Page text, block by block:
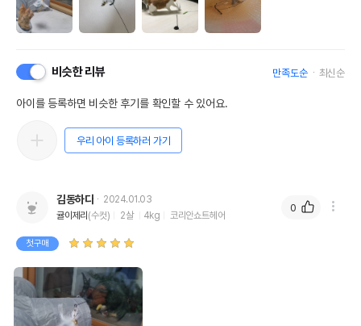
비슷한 리뷰 만족도순 최신순
아이를 등록하면 비슷한 후기를 확인할 수 있어요.
우리 아이 등록하러 가기
김동하다
2024.01.03
귤이제리 (수컷) 2살 4kg 코리안쇼트헤어
첫구매
0